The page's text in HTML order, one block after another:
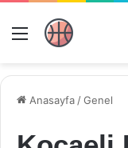
Menü
Anasayfa /Genel